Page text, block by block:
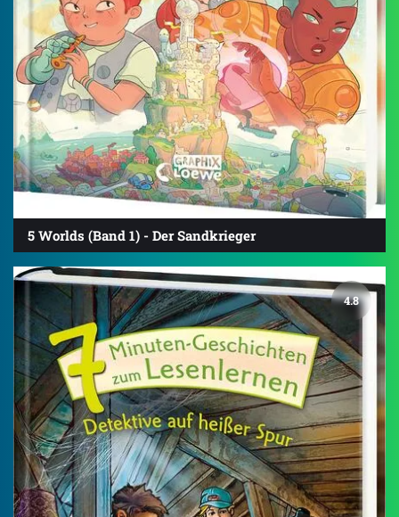
5 Worlds (Band 1) - Der Sandkrieger
4.8